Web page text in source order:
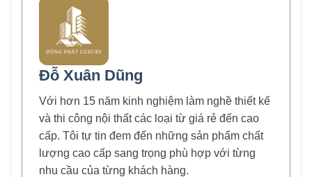
Đỗ Xuân Dũng
Với hơn 15 năm kinh nghiệm làm nghề thiết kế
và thi công nội thất các loại từ giá rẻ đến cao
cấp. Tôi tự tin đem đến những sản phẩm chất
lượng cao cấp sang trọng phù hợp với từng
nhu cầu của từng khách hàng.